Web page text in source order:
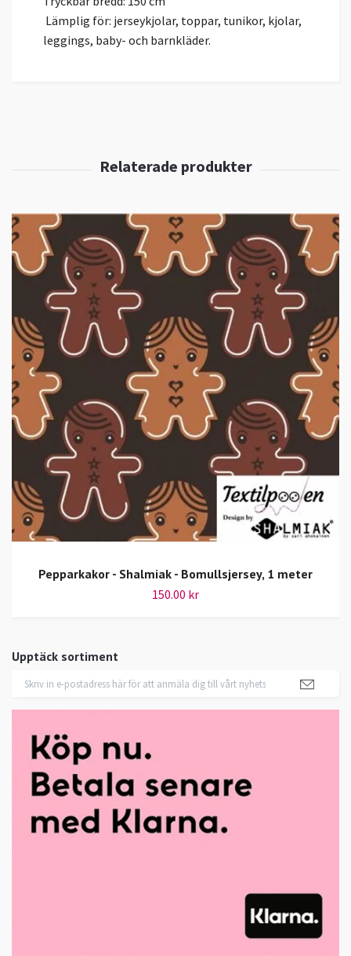
Upptäck sortiment
Lämplig för: jerseykjolar, toppar, tunikor, kjolar,
leggings, baby- och barnkläder.
Pepparkakor - Shalmiak - Bomullsjersey, 1 meter
150.00 kr